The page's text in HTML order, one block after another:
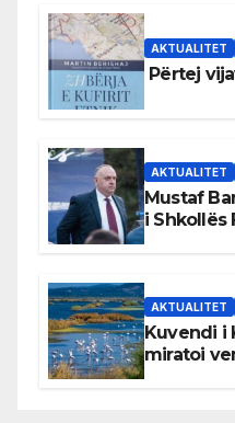
AKTUALITET
Përtej
AKTUALITET
Mustaf
i Shkollës
AKTUALITET
Kuvendi i
miratoi